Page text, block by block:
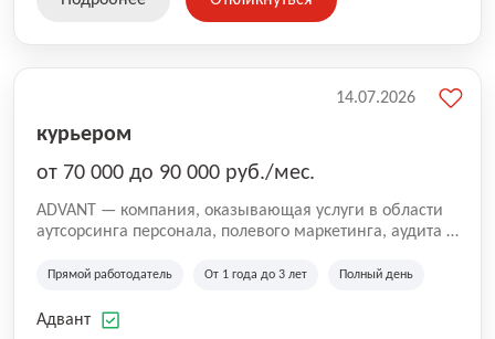
курьером
от 70 000 до 90 000 руб./мес.
ADVANT — компания, оказывающая услуги в области
аутсорсинга персонала, полевого маркетинга, аудита и
региональных клиентов. Мы работаем на рынке с
Казахстана и Беларуси, сотрудничая с компаниями из
Прямой работодатель От 1 года до 3 лет Полный день
Адвант
14.07.2026